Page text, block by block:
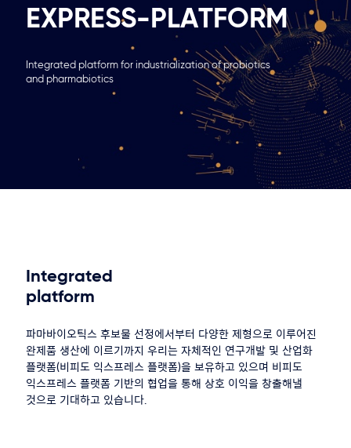
EXPRESS-PLATFORM
Integrated platform for industrialization of probiotics
and pharmabiotics
Integrated
platform
파마바이오틱스 후보물 선정에서부터 다양한 제형으로 이루어진
완제품 생산에 이르기까지 우리는 자체적인 연구개발 및 산업화
플랫폼(비피도 익스프레스 플랫폼)을 보유하고 있으며 비피도
익스프레스 플랫폼 기반의 협업을 통해 상호 이익을 창출해낼
것으로 기대하고 있습니다.